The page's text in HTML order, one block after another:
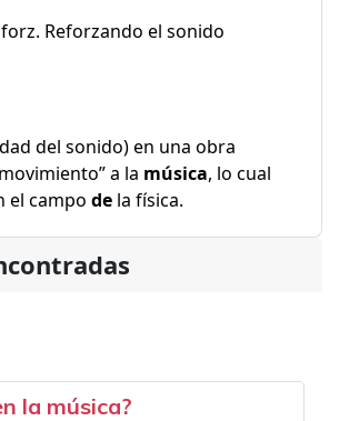
Reforzando el sonido
del sonido) en una obra
a la música, lo cual
el campo de la física.
la música?